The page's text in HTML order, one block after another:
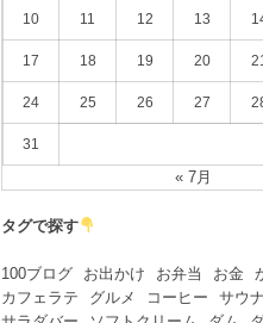
10 11 12 13
17 18 19 20
24 25 26 27
31
« 7月
タグで探す
100ブログ お出かけ お弁当 お金
カフェラテ
グルメ コーヒー サウナ